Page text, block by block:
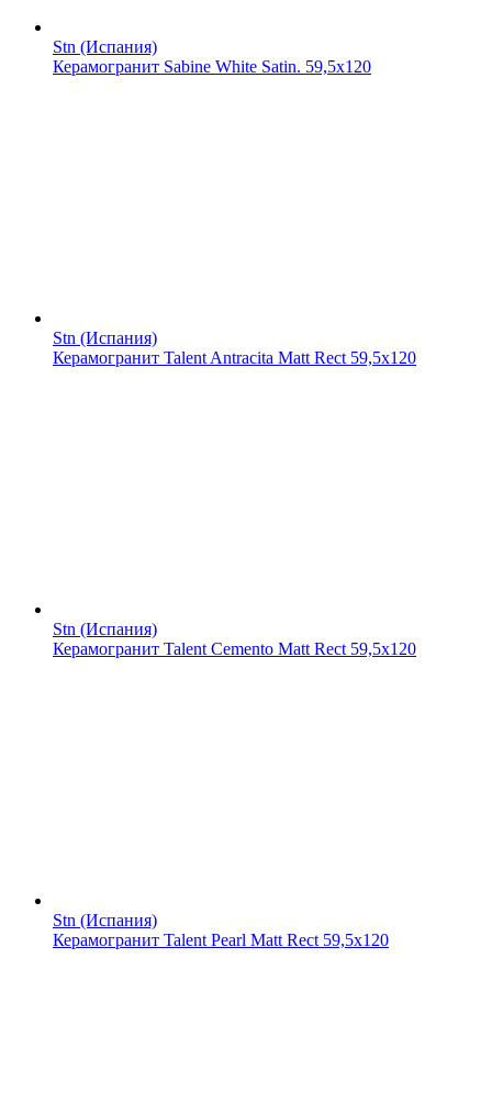
Stn (Испания)
Керамогранит Sabine White Satin. 59,5x120
Stn (Испания)
Керамогранит Talent Antracita Matt Rect 59,5x120
Stn (Испания)
Керамогранит Talent Cemento Matt Rect 59,5x120
Stn (Испания)
Керамогранит Talent Pearl Matt Rect 59,5x120